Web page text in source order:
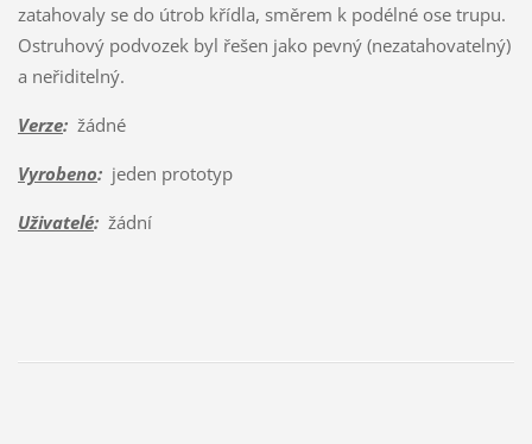
zatahovaly se do útrob křídla, směrem k podélné ose trupu.
Ostruhový podvozek byl řešen jako pevný (nezatahovatelný)
a neřiditelný.
Verze:žádné
Vyrobeno:jeden prototyp
Uživatelé:žádní